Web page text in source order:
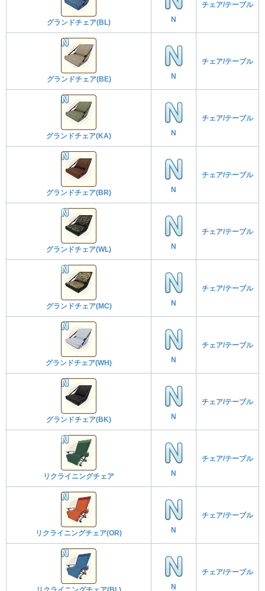
グランドチェア(BL) N
チェア/テーブル
グランドチェア(BE) N
チェア/テーブル
グランドチェア(KA) N
チェア/テーブル
グランドチェア(BR) N
チェア/テーブル
グランドチェア(WL) N
チェア/テーブル
グランドチェア(MC) N
チェア/テーブル
グランドチェア(WH) N
チェア/テーブル
グランドチェア(BK) N
チェア/テーブル
リクライニングチェア N
チェア/テーブル
リクライニングチェア(OR) N
チェア/テーブル
N
チェア/テーブル